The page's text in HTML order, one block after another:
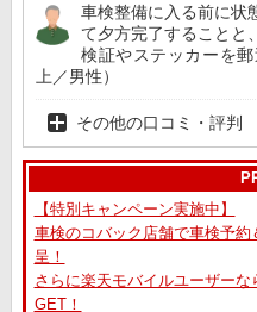
車検整備に入る前に状
て夕方完了することと
検証やステッカーを
上／男性）
その他の口コミ・評判
【特別キャンペーン実施中】
車検のコバック店舗で車検予
呈！
さらに楽天モバイルユーザー
GET！